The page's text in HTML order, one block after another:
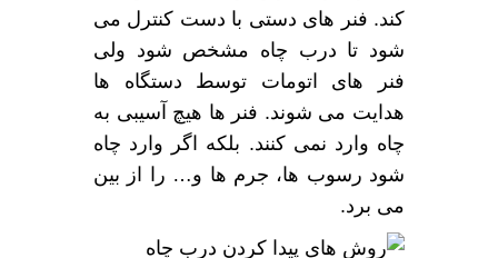
کند. فنر های دستی با دست کنترل می
شود تا درب چاه مشخص شود ولی
فنر های اتومات توسط دستگاه ها
هدایت می شوند. فنر ها هیچ آسیبی به
چاه وارد نمی کنند. بلکه اگر وارد چاه
شود رسوب ها، جرم ها و… را از بین
می برد.